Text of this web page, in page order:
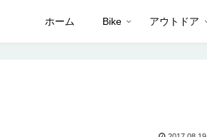
ホーム Bike アウトドア